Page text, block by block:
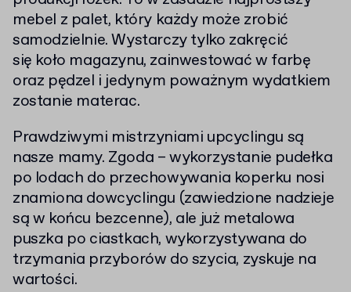
mebel z palet, który każdy może zrobić
samodzielnie. Wystarczy tylko zakręcić
się koło magazynu, zainwestować w farbę
oraz pędzel i jedynym poważnym wydatkiem
zostanie materac.
Prawdziwymi mistrzyniami upcyclingu są
nasze mamy. Zgoda – wykorzystanie pudełka
po lodach do przechowywania koperku nosi
znamiona dowcyclingu (zawiedzione nadzieje
są w końcu bezcenne), ale już metalowa
puszka po ciastkach, wykorzystywana do
trzymania przyborów do szycia, zyskuje na
wartości.